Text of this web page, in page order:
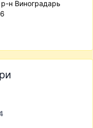
н Виноградарь